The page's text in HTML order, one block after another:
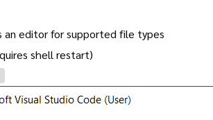
an editor for supported file types
shell restart)